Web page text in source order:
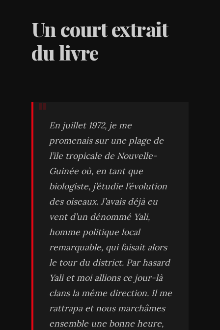
Un court extrait
du livre
En juillet 1972, je me
promenais sur une plage de
l’ile tropicale de Nouvelle-
Guinée où, en tant que
biologiste, j’étudie l’évolution
des oiseaux. J’avais déjà eu
vent d’un dénommé Yali,
homme politique local
remarquable, qui faisait alors
le tour du district. Par hasard
Yali et moi allions ce jour-là
clans la même direction. Il me
rattrapa et nous marchâmes
ensemble une bonne heure,